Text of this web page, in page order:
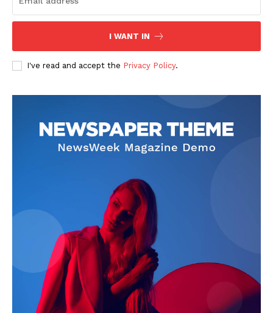
I WANT IN
I've read and accept the Privacy Policy.